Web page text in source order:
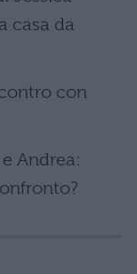
casa da
con
Andrea: